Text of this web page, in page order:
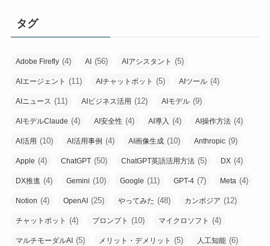
タグ
Adobe Firefly (4) AI (56) AIアシスタント (5)
AIエージェント (11) AIチャットボット (5) AIツール (4)
AIニュース (11) AIビジネス活用 (12) AIモデル (9)
AIモデルClaude (4) AI安全性 (4) AI導入 (4) AI操作方法 (4)
AI活用 (10) AI活用事例 (4) AI画像生成 (10) Anthropic (9)
Apple (4) ChatGPT (50) ChatGPT英語活用方法 (5) DX (4)
DX推進 (4) Gemini (10) Google (11) GPT-4 (7) Meta (4)
Notion (4) OpenAI (25) やってみた (48) カンボジア (12)
チャットボット (4) プロンプト (10) マイクロソフト (4)
マルチモーダルAI (5) メリット・デメリット (5) 人工知能 (6)